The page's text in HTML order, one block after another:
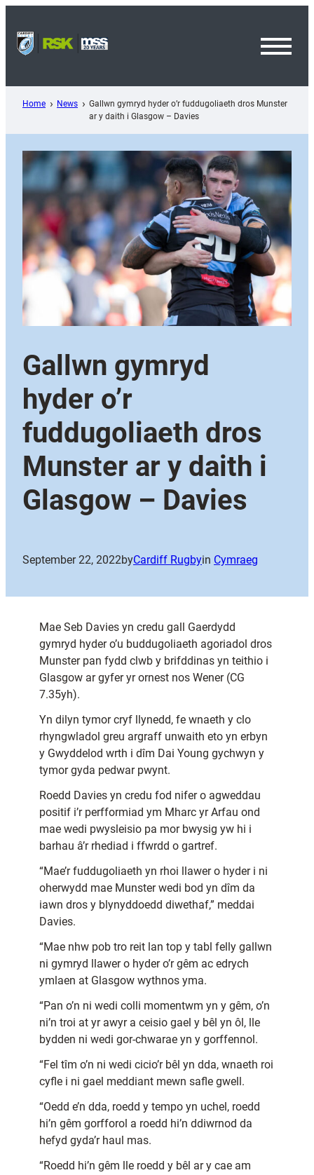
content
Home News
Gallwn gymryd hyder o’r fuddugoliaeth dros Munster
ar y daith i Glasgow – Davies
Gallwn gymryd
hyder o’r
fuddugoliaeth dros
Munster ar y daith i
Glasgow – Davies
September 22, 2022byCardiff Rugbyin Cymraeg
Mae Seb Davies yn credu gall Gaerdydd
gymryd hyder o’u buddugoliaeth agoriadol dros
Munster pan fydd clwb y brifddinas yn teithio i
Glasgow ar gyfer yr ornest nos Wener (CG
7.35yh).
Yn dilyn tymor cryf llynedd, fe wnaeth y clo
rhyngwladol greu argraff unwaith eto yn erbyn
y Gwyddelod wrth i dîm Dai Young gychwyn y
tymor gyda pedwar pwynt.
Roedd Davies yn credu fod nifer o agweddau
positif i’r perfformiad ym Mharc yr Arfau ond
mae wedi pwysleisio pa mor bwysig yw hi i
barhau â’r rhediad i ffwrdd o gartref.
“Mae’r fuddugoliaeth yn rhoi llawer o hyder i ni
oherwydd mae Munster wedi bod yn dîm da
iawn dros y blynyddoedd diwethaf,” meddai
Davies.
“Mae nhw pob tro reit lan top y tabl felly gallwn
ni gymryd llawer o hyder o’r gêm ac edrych
ymlaen at Glasgow wythnos yma.
“Pan o’n ni wedi colli momentwm yn y gêm, o’n
ni’n troi at yr awyr a ceisio gael y bêl yn ôl, lle
bydden ni wedi gor-chwarae yn y gorffennol.
“Fel tîm o’n ni wedi cicio’r bêl yn dda, wnaeth roi
cyfle i ni gael meddiant mewn safle gwell.
“Oedd e’n dda, roedd y tempo yn uchel, roedd
hi’n gêm gorfforol a roedd hi’n ddiwrnod da
hefyd gyda’r haul mas.
“Roedd hi’n gêm lle roedd y bêl ar y cae am